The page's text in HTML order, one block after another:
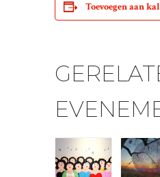
Toevoegen aan